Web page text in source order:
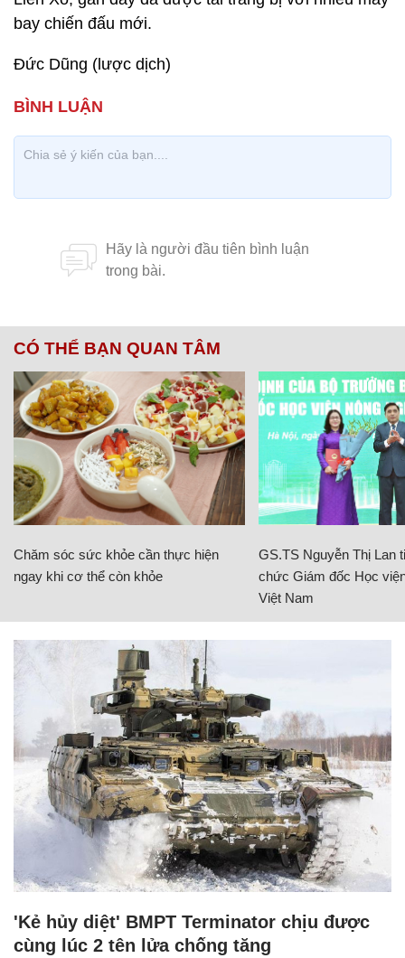
bay chiến đấu mới.
Đức Dũng (lược dịch)
CÓ THỂ BẠN QUAN TÂM
Chăm sóc sức khỏe cần thực hiện
ngay khi cơ thể còn khỏe
GS.TS Nguyễn Thị Lan
chức Giám đốc Học
Việt Nam
'Kẻ hủy diệt' BMPT Terminator chịu được
cùng lúc 2 tên lửa chống tăng